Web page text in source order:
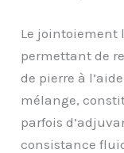
Le jointoiement
permettant de
de pierre à
mélange,
parfois
consistance